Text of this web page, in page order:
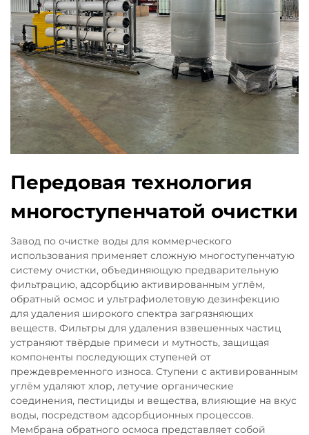
Передовая технология
многоступенчатой очистки
Завод по очистке воды для коммерческого
использования применяет сложную многоступенчатую
систему очистки, объединяющую предварительную
фильтрацию, адсорбцию активированным углём,
обратный осмос и ультрафиолетовую дезинфекцию
для удаления широкого спектра загрязняющих
веществ. Фильтры для удаления взвешенных частиц
устраняют твёрдые примеси и мутность, защищая
компоненты последующих ступеней от
преждевременного износа. Ступени с активированным
углём удаляют хлор, летучие органические
соединения, пестициды и вещества, влияющие на вкус
воды, посредством адсорбционных процессов.
Мембрана обратного осмоса представляет собой